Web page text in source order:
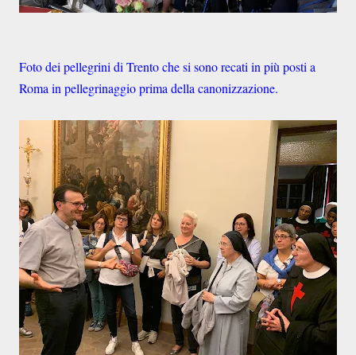
Foto dei pellegrini di Trento che si sono recati in più posti a
Roma in pellegrinaggio prima della canonizzazione.